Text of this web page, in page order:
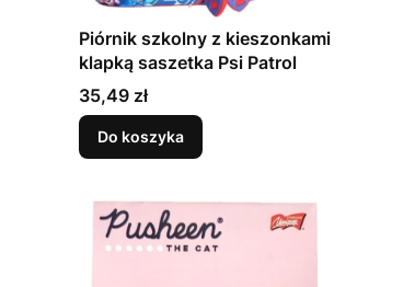
Piórnik szkolny z kieszonkami
klapką saszetka Psi Patrol
Cena
35,49 zł
Do koszyka